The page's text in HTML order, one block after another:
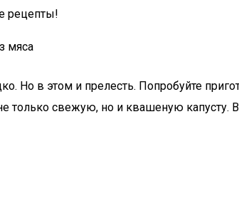
рецепты!
мяса
Но в этом и прелесть. Попробуйте
только свежую, но и квашеную